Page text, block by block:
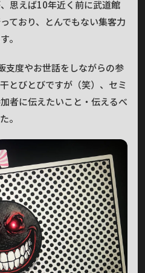
思えば10年近く前に武道館
ており、とんでもない集客力
。
支度やお世話をしながらの参
とびとびですが（笑）、セミ
者に伝えたいこと・伝えるべ
。